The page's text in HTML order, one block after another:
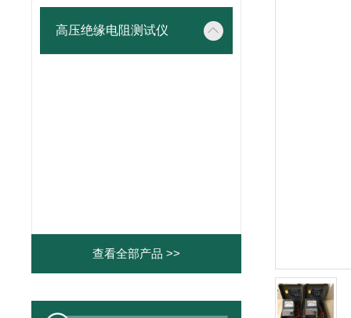
高压绝缘电阻测试仪
查看全部产品 >>